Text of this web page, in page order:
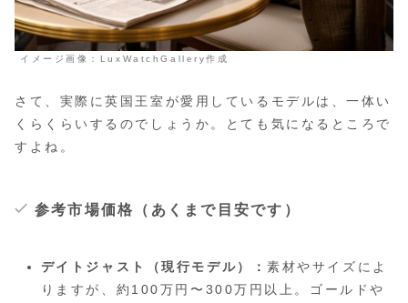
イメージ画像：LuxWatchGallery作成
さて、実際に英国王室が愛用しているモデルは、一体い
くらくらいするのでしょうか。とても気になるところで
すよね。
参考市場価格（あくまで目安です）
デイトジャスト（現行モデル）：素材やサイズによ
りますが、約100万円〜300万円以上。ゴールドや